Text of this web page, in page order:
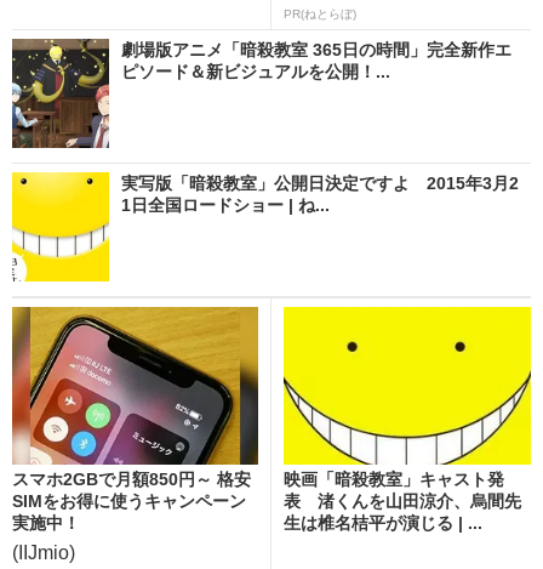
PR(ねとらぼ)
劇場版アニメ「暗殺教室 365日の時間」完全新作エ
ピソード＆新ビジュアルを公開！...
実写版「暗殺教室」公開日決定ですよ 2015年3月2
1日全国ロードショー | ね...
スマホ2GBで月額850円～ 格安
SIMをお得に使うキャンペーン
実施中！
(IIJmio)
映画「暗殺教室」キャスト発
表 渚くんを山田涼介、烏間先
生は椎名桔平が演じる | ...